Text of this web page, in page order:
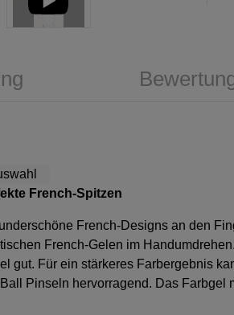
French-Spitzen
French-Designs an den
French-Gelen im
gut. Für ein stärkeres Farbergebnis
Pinseln hervorragend. Das Farbgel